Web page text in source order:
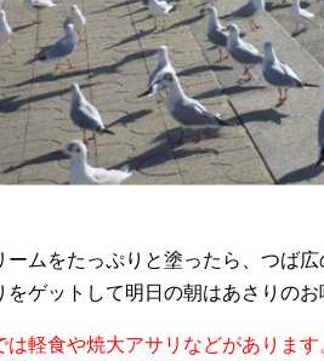
ムをたっぷりと塗ったら、つば
をゲットして明日の朝はあさりの
は軽食や焼大アサリなどがあります